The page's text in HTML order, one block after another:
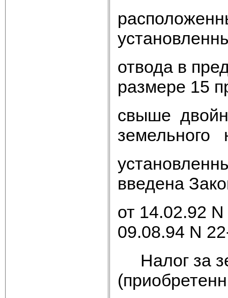
отвода в
размере 15
свыше
земельного
введена
от 14.02.92
09.08.94 N
Налог за